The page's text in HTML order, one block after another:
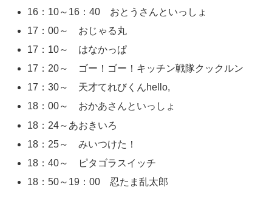
16：10～16：40 おとうさんといっしょ
17：00～ おじゃる丸
17：10～ はなかっぱ
17：20～ ゴー！ゴー！キッチン戦隊クックルン
17：30～ 天才てれびくんhello,
18：00～ おかあさんといっしょ
18：24～あおきいろ
18：25～ みいつけた！
18：40～ ピタゴラスイッチ
18：50～19：00 忍たま乱太郎